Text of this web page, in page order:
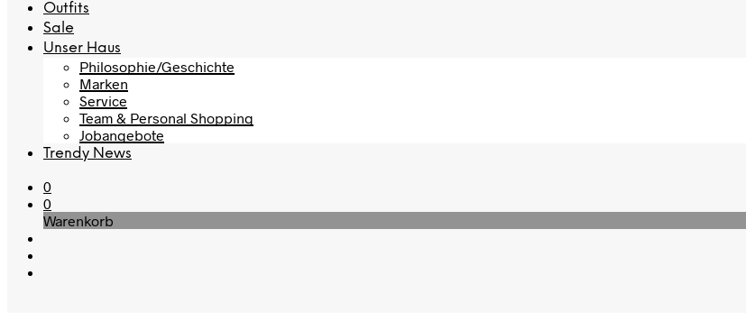
Outfits
Sale
Unser Haus
Philosophie/Geschichte
Marken
Service
Team & Personal Shopping
Jobangebote
Trendy News
0
0
Warenkorb